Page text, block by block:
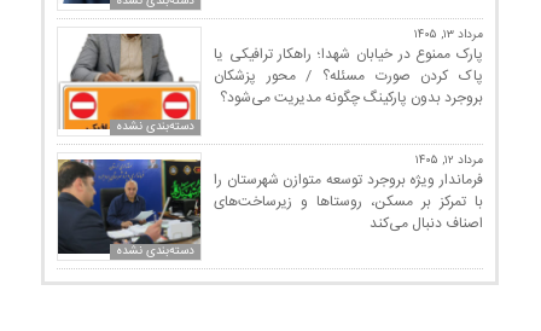
دسته‌بندی نشده
مرداد ۱۳, ۱۴۰۵
پارک ممنوع در خیابان شهدا؛ راهکار ترافیکی یا
پاک کردن صورت مسئله؟ / محور پزشکان
بروجرد بدون پارکینگ چگونه مدیریت می‌شود؟
دسته‌بندی نشده
مرداد ۱۲, ۱۴۰۵
فرماندار ویژه بروجرد توسعه متوازن شهرستان را
با تمرکز بر مسکن، روستاها و زیرساخت‌های
اصناف دنبال می‌کند